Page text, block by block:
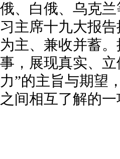
俄、白俄、乌克
习主席十九大报
为主、兼收并蓄
事，展现真实、
力”的主旨与期望
之间相互了解的一